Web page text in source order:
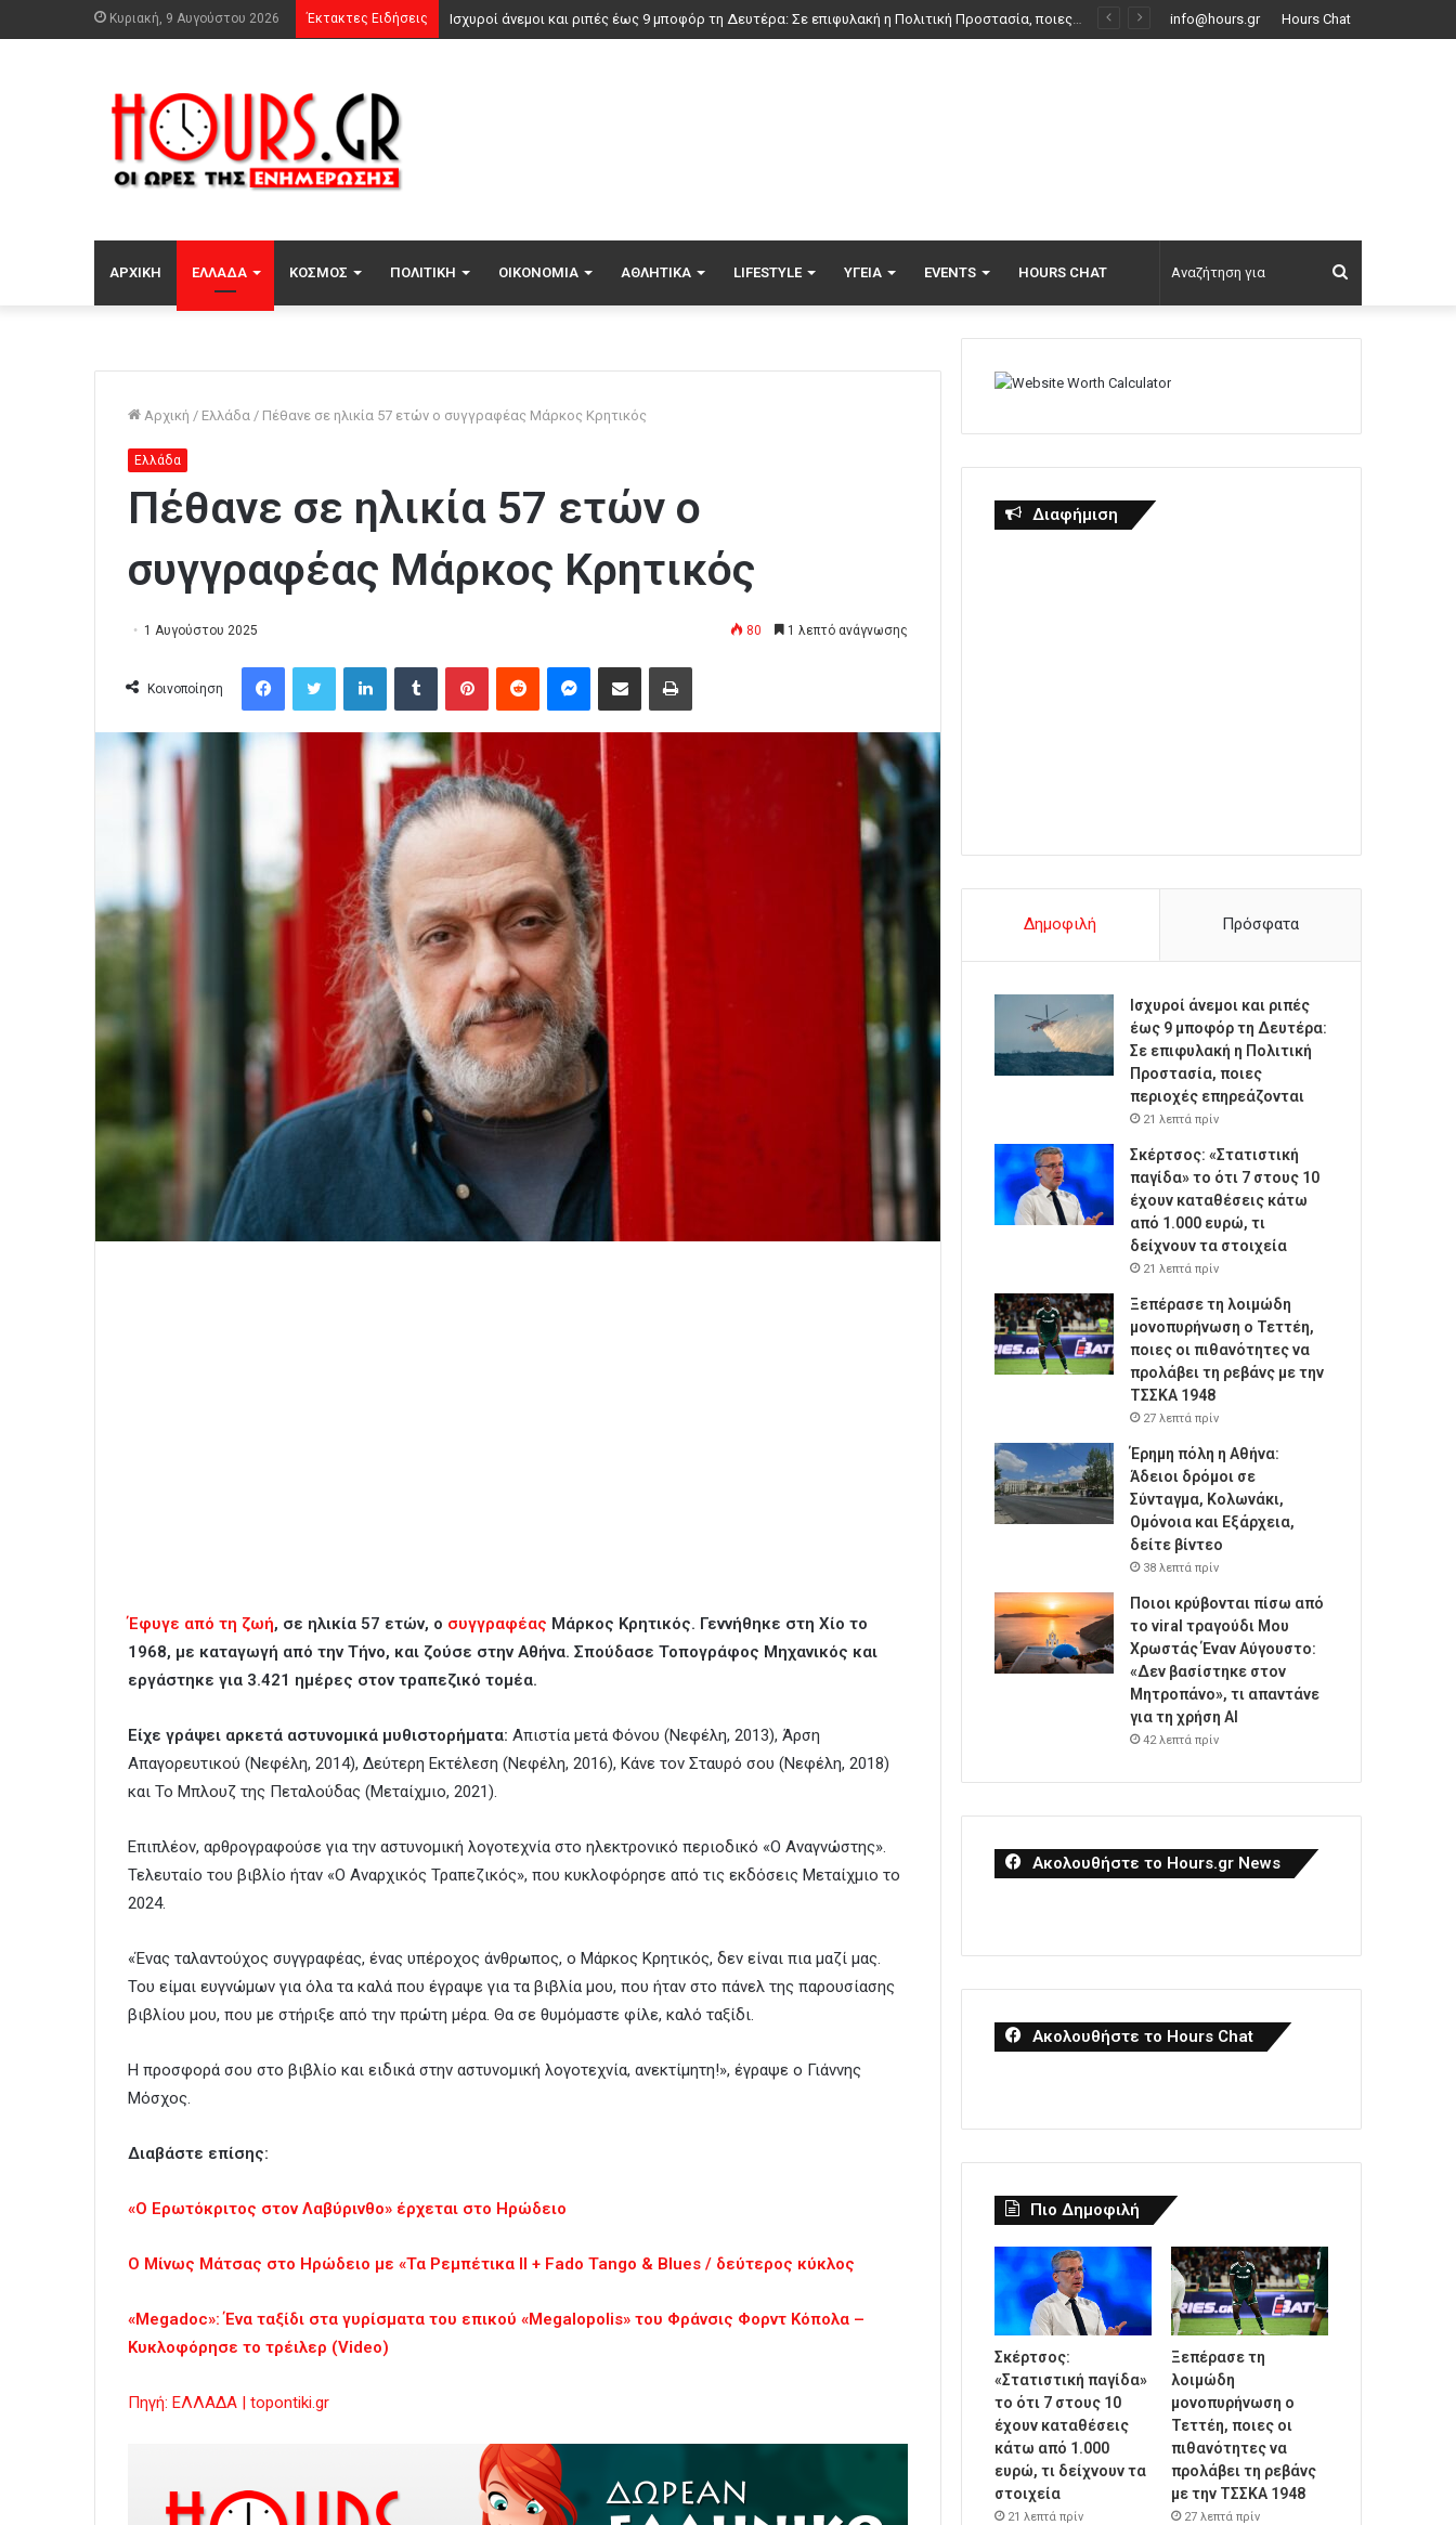
Κυριακή, 9 Αυγούστου 2026 Έκτακτες Ειδήσεις Σκέρτσος: «Στατιστική παγίδα» το ότι 7 στους 10 έχουν καταθέσεις κάτω από 1.000 ευρώ, τι δείχνουν τα στοιχεία info@hours.gr Hours Chat
ΑΡΧΙΚΉ ΕΛΛΆΔΑ ΚΌΣΜΟΣ ΠΟΛΙΤΙΚΉ ΟΙΚΟΝΟΜΊΑ ΑΘΛΗΤΙΚΆ LIFESTYLE ΥΓΕΊΑ EVENTS HOURS CHAT
για
Αρχική / Ελλάδα / Πέθανε σε ηλικία 57 ετών ο συγγραφέας Μάρκος Κρητικός
Ελλάδα
Πέθανε σε ηλικία 57 ετών ο
συγγραφέας Μάρκος Κρητικός
1 Αυγούστου 2025 80 1 λεπτό ανάγνωσης
Κοινοποίηση
Έφυγε από τη ζωή, σε ηλικία 57 ετών, ο συγγραφέας Μάρκος Κρητικός. Γεννήθηκε στη Χίο το
1968, με καταγωγή από την Τήνο, και ζούσε στην Αθήνα. Σπούδασε Τοπογράφος Μηχανικός και
εργάστηκε για 3.421 ημέρες στον τραπεζικό τομέα.
Είχε γράψει αρκετά αστυνομικά μυθιστορήματα: Απιστία μετά Φόνου (Νεφέλη, 2013), Άρση
Απαγορευτικού (Νεφέλη, 2014), Δεύτερη Εκτέλεση (Νεφέλη, 2016), Κάνε τον Σταυρό σου (Νεφέλη, 2018)
και Το Μπλουζ της Πεταλούδας (Μεταίχμιο, 2021).
Επιπλέον, αρθρογραφούσε για την αστυνομική λογοτεχνία στο ηλεκτρονικό περιοδικό «Ο Αναγνώστης».
Τελευταίο του βιβλίο ήταν «Ο Αναρχικός Τραπεζικός», που κυκλοφόρησε από τις εκδόσεις Μεταίχμιο το
2024.
«Ένας ταλαντούχος συγγραφέας, ένας υπέροχος άνθρωπος, ο Μάρκος Κρητικός, δεν είναι πια μαζί μας.
Του είμαι ευγνώμων για όλα τα καλά που έγραψε για τα βιβλία μου, που ήταν στο πάνελ της παρουσίασης
βιβλίου μου, που με στήριξε από την πρώτη μέρα. Θα σε θυμόμαστε φίλε, καλό ταξίδι.
Η προσφορά σου στο βιβλίο και ειδικά στην αστυνομική λογοτεχνία, ανεκτίμητη!», έγραψε ο Γιάννης
Μόσχος.
Διαβάστε επίσης:
«Ο Ερωτόκριτος στον Λαβύρινθο» έρχεται στο Ηρώδειο
Ο Μίνως Μάτσας στο Ηρώδειο με «Τα Ρεμπέτικα II + Fado Tango & Blues / δεύτερος κύκλος
«Megadoc»: Ένα ταξίδι στα γυρίσματα του επικού «Megalopolis» του Φράνσις Φορντ Κόπολα –
Κυκλοφόρησε το τρέιλερ (Video)
Πηγή: ΕΛΛΑΔΑ | topontiki.gr
Διαφήμιση
Δημοφιλή Πρόσφατα
Ισχυροί άνεμοι και ριπές
έως 9 μποφόρ τη Δευτέρα:
Σε επιφυλακή η Πολιτική
Προστασία, ποιες
περιοχές επηρεάζονται
21 λεπτά πρίν
Σκέρτσος: «Στατιστική
παγίδα» το ότι 7 στους 10
έχουν καταθέσεις κάτω
από 1.000 ευρώ, τι
δείχνουν τα στοιχεία
21 λεπτά πρίν
Ξεπέρασε τη λοιμώδη
μονοπυρήνωση ο Τεττέη,
ποιες οι πιθανότητες να
προλάβει τη ρεβάνς με την
ΤΣΣΚΑ 1948
27 λεπτά πρίν
Έρημη πόλη η Αθήνα:
Άδειοι δρόμοι σε
Σύνταγμα, Κολωνάκι,
Ομόνοια και Εξάρχεια,
δείτε βίντεο
38 λεπτά πρίν
Ποιοι κρύβονται πίσω από
το viral τραγούδι Μου
Χρωστάς Έναν Αύγουστο:
«Δεν βασίστηκε στον
Μητροπάνο», τι απαντάνε
για τη χρήση AI
42 λεπτά πρίν
Ακολουθήστε το Hours.gr News
Ακολουθήστε το Hours Chat
Πιο Δημοφιλή
Σκέρτσος:
«Στατιστική παγίδα»
το ότι 7 στους 10
έχουν καταθέσεις
κάτω από 1.000
ευρώ, τι δείχνουν τα
στοιχεία
21 λεπτά πρίν
Ξεπέρασε τη
λοιμώδη
μονοπυρήνωση ο
Τεττέη, ποιες οι
πιθανότητες να
προλάβει τη ρεβάνς
με την ΤΣΣΚΑ 1948
27 λεπτά πρίν